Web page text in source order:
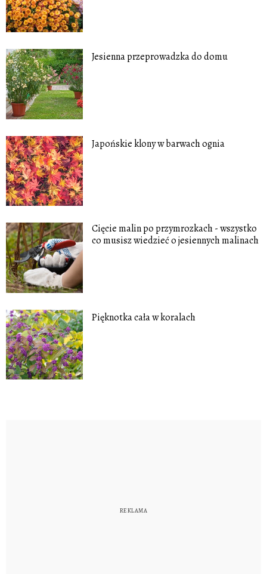
Jesienna przeprowadzka do domu
Japońskie klony w barwach ognia
Cięcie malin po przymrozkach - wszystko
co musisz wiedzieć o jesiennych malinach
Pięknotka cała w koralach